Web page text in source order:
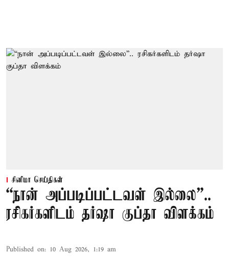
சினிமா செய்திகள்
“நான் அப்படிப்பட்டவள் இல்லை”..
ரசிகர்களிடம் தர்ஷா குப்தா விளக்கம்
Published on: 10 Aug 2026, 1:19 am